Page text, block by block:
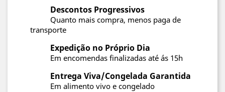
Descontos Progressivos
Quanto mais compra, menos paga de
transporte
Expedição no Próprio Dia
Em encomendas finalizadas até ás 15h
Entrega Viva/Congelada Garantida
Em alimento vivo e congelado